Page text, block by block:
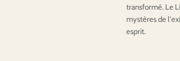
transformé. Le
mystères de
esprit.